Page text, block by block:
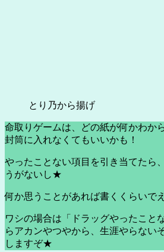
とり乃から揚げ
命取りゲームは、どの紙が何かわか
封筒に入れなくてもいいかも！
やったことない項目を引き当てたら
うがないし★
何か思うことがあれば書くくらいで
ワシの場合は「ドラッグやったこと
らアカンやつやから、生涯やらない
しますぞ★